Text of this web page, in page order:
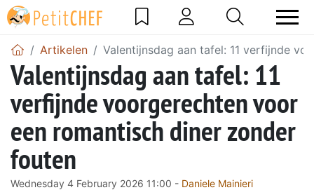
Artikelen Valentijnsdag aan tafel: 11 verfijnde
Valentijnsdag aan tafel: 11
verfijnde voorgerechten voor
een romantisch diner zonder
fouten
Wednesday 4 February 2026 11:00 - Daniele Mainieri